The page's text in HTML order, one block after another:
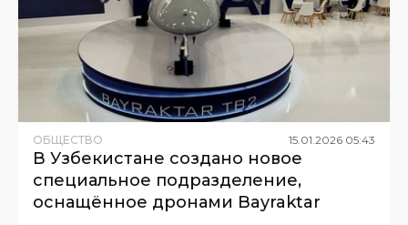
ОБЩЕСТВО 15.01.2026 05:43
В Узбекистане создано новое
специальное подразделение,
оснащённое дронами Bayraktar